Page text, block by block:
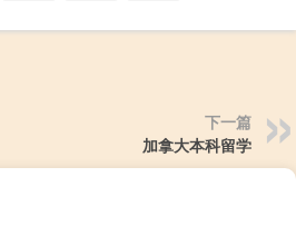
下一篇
加拿大本科留学